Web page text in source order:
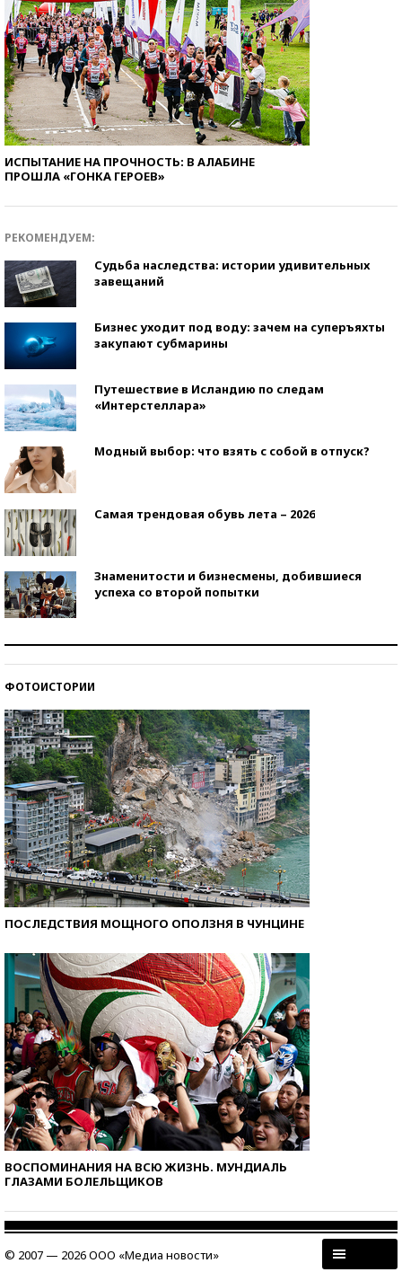
ИСПЫТАНИЕ НА ПРОЧНОСТЬ: В АЛАБИНЕ
ПРОШЛА «ГОНКА ГЕРОЕВ»
РЕКОМЕНДУЕМ:
Судьба наследства: истории удивительных
завещаний
Бизнес уходит под воду: зачем на суперъяхты
закупают субмарины
Путешествие в Исландию по следам
«Интерстеллара»
Модный выбор: что взять с собой в отпуск?
Самая трендовая обувь лета – 2026
Знаменитости и бизнесмены, добившиеся
успеха со второй попытки
ФОТОИСТОРИИ
ПОСЛЕДСТВИЯ МОЩНОГО ОПОЛЗНЯ В ЧУНЦИНЕ
ВОСПОМИНАНИЯ НА ВСЮ ЖИЗНЬ. МУНДИАЛЬ
ГЛАЗАМИ БОЛЕЛЬЩИКОВ
© 2007 — 2026 ООО «Медиа новости»